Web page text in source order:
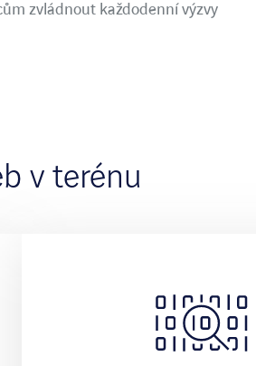
zvládnout každodenní výzvy
v terénu